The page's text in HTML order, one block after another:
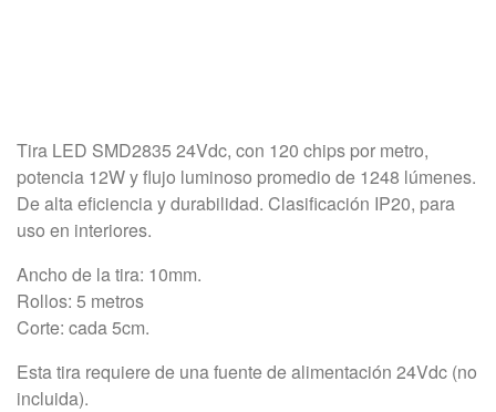
Tira LED SMD2835 24Vdc, con 120 chips por metro,
potencia 12W y flujo luminoso promedio de 1248 lúmenes.
De alta eficiencia y durabilidad. Clasificación IP20, para
uso en interiores.
Ancho de la tira: 10mm.
Rollos: 5 metros
Corte: cada 5cm.
Esta tira requiere de una fuente de alimentación 24Vdc (no
incluida).